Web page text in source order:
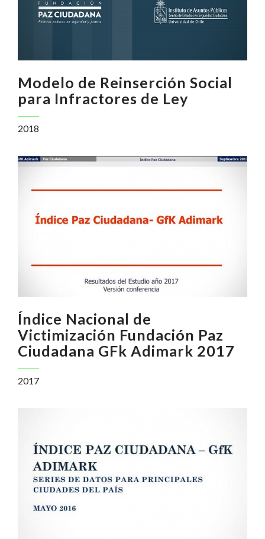
Modelo de Reinserción Social
para Infractores de Ley
2018
Índice Nacional de
Victimización Fundación Paz
Ciudadana GFk Adimark 2017
2017